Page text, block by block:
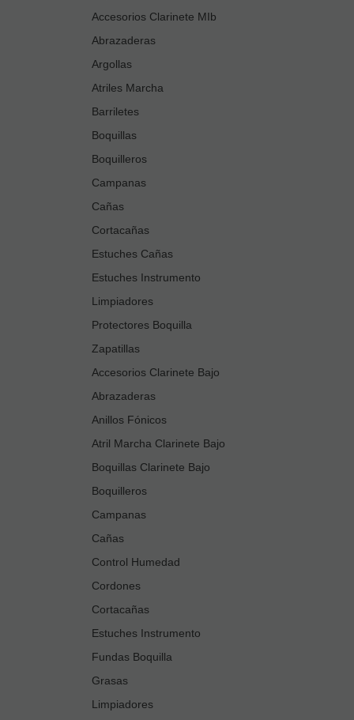
Accesorios Clarinete MIb
Abrazaderas
Argollas
Atriles Marcha
Barriletes
Boquillas
Boquilleros
Campanas
Cañas
Cortacañas
Estuches Cañas
Estuches Instrumento
Limpiadores
Protectores Boquilla
Zapatillas
Accesorios Clarinete Bajo
Abrazaderas
Anillos Fónicos
Atril Marcha Clarinete Bajo
Boquillas Clarinete Bajo
Boquilleros
Campanas
Cañas
Control Humedad
Cordones
Cortacañas
Estuches Instrumento
Fundas Boquilla
Grasas
Limpiadores